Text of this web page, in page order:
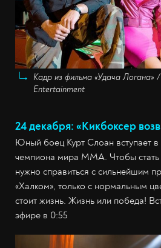
Кадр из фильма «Удача Логана»
Entertainment
24 декабря: «Кикбоксер
Юный боец Курт Слоан вступает в
чемпиона мира MMA. Чтобы
нужно справиться с сильнейшим
«Халком», только с нормальным
стоит жизнь. Жизнь или победа!
эфире в 0:55